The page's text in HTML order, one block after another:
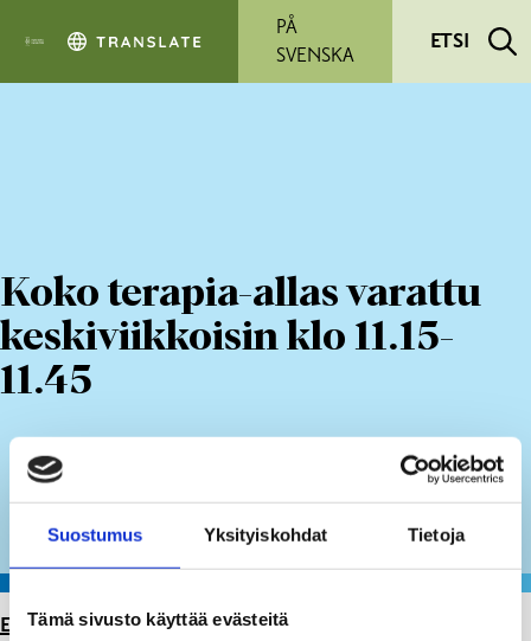
Suostumus Yksityiskohdat Tietoja
Tämä sivusto käyttää evästeitä
PÅ
SVENSKA
ETSI
Koko terapia-allas varattu
keskiviikkoisin klo 11.15-
11.45
ETUSIVU>ARTIKKELIT>KOKO TERAPIA-ALLAS